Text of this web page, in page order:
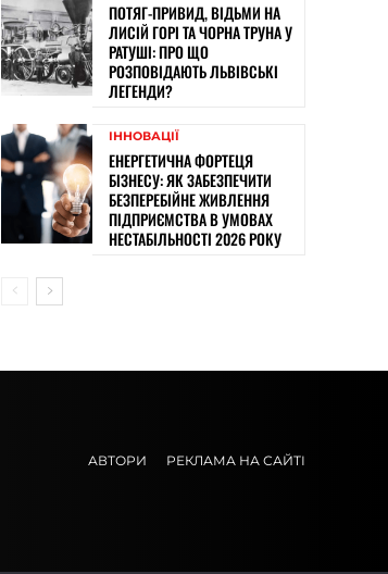
ПОТЯГ-ПРИВИД, ВІДЬМИ НА
ЛИСІЙ ГОРІ ТА ЧОРНА ТРУНА У
РАТУШІ: ПРО ЩО
РОЗПОВІДАЮТЬ ЛЬВІВСЬКІ
ЛЕГЕНДИ?
ІННОВАЦІЇ
ЕНЕРГЕТИЧНА ФОРТЕЦЯ
БІЗНЕСУ: ЯК ЗАБЕЗПЕЧИТИ
БЕЗПЕРЕБІЙНЕ ЖИВЛЕННЯ
ПІДПРИЄМСТВА В УМОВАХ
НЕСТАБІЛЬНОСТІ 2026 РОКУ
АВТОРИ РЕКЛАМА НА САЙТІ